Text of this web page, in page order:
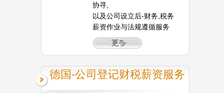
协寻,
以及公司设立后-财务,税务
薪资作业与法规遵循服务
德国-公司登记财税薪资服务